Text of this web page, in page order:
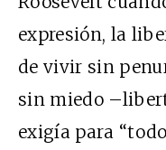
expresión, la
de vivir sin
sin miedo
exigía para